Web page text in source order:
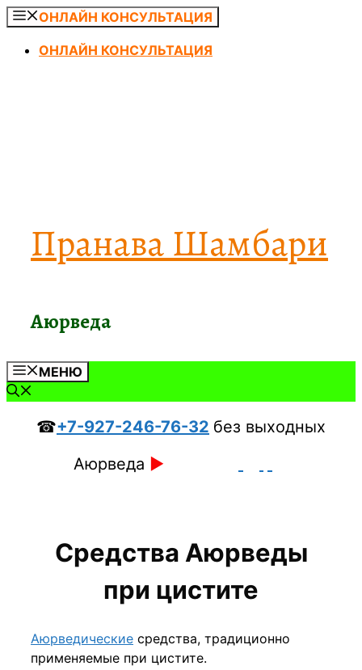
Перейти
содержимому
ОНЛАЙН КОНСУЛЬТАЦИЯ
ОНЛАЙН КОНСУЛЬТАЦИЯ
Пранава Шамбари
Аюрведа
МЕНЮ
☎+7-927-246-76-32 без выходных
Аюрведа ►
Средства Аюрведы
при цистите
Аюрведические средства, традиционно
применяемые при цистите.